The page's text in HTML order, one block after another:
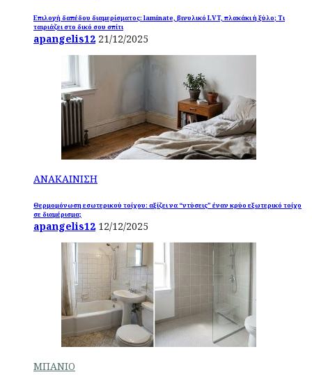
Επιλογή δαπέδου διαμερίσματος: laminate, βινυλικό LVT, πλακάκι ή ξύλο; Τι
ταιριάζει στο δικό σου σπίτι
apangelis12 21/12/2025
ΑΝΑΚΑΙΝΙΣΗ
Θερμομόνωση εσωτερικού τοίχου: αξίζει να “ντύσεις” έναν κρύο εξωτερικό τοίχο
σε διαμέρισμα;
apangelis12 12/12/2025
ΜΠΑΝΙΟ